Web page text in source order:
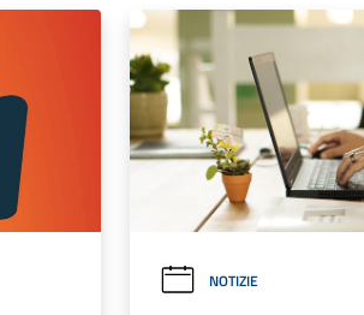
NOTIZIE